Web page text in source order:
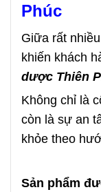
Phúc
Giữa rất
khiến khách
dược Thiên
Không chỉ là
còn là sự an
khỏe theo
Sản phẩm